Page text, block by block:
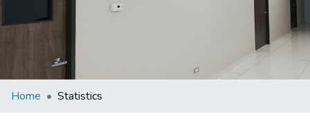
Home Statistics